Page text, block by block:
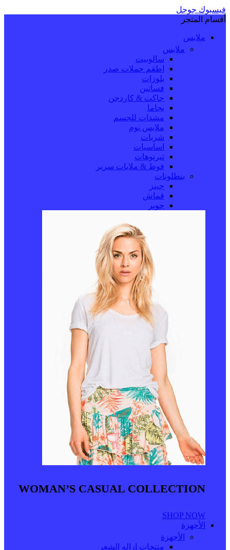
فيسبوك جوجل
أقسام المتجر
ملابس
ملابس
سالوبيت
اطقم حملات صدر
بلوزات
فساتين
جاكت & كاردجن
بجاما
مشدات للجسم
ملابس نوم
شربات
اساسيات
تيرنوهات
فوط & ملايات سرير
بنطلونات
جينز
قماش
جوبر
WOMAN’S CASUAL COLLECTION
SHOP NOW
الأجهزة
الأجهزة
منتجات إزاله الشعر